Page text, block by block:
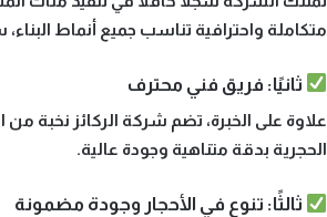
متكاملة واحترافية تناسب جميع أنماط
ثانيًا: فريق فني محترف
علاوة على الخبرة، تضم شركة الركائز نخبة من
الحجرية بدقة متناهية وجودة عالية.
ثالثًا: تنوع في الأحجار وجودة مضمونة